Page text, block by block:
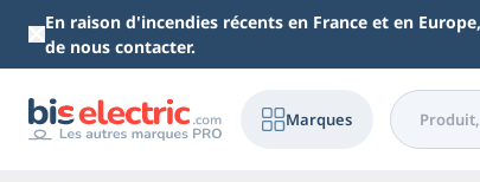
Aller au contenu principal
En raison d'incendies récents en France et en
de nous contacter.
Marques